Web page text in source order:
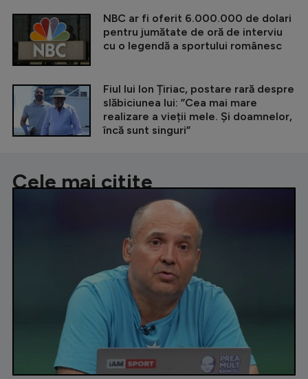
NBC ar fi oferit 6.000.000 de dolari
pentru jumătate de oră de interviu
cu o legendă a sportului românesc
Fiul lui Ion Țiriac, postare rară despre
slăbiciunea lui: ”Cea mai mare
realizare a vieții mele. Și doamnelor,
încă sunt singuri”
Cele mai citite